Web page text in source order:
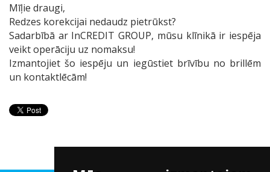
Mīļie draugi,
Redzes korekcijai nedaudz pietrūkst?
Sadarbībā ar InCREDIT GROUP, mūsu klīnikā ir iespēja
veikt operāciju uz nomaksu!
Izmantojiet šo iespēju un iegūstiet brīvību no brillēm
un kontaktlēcām!